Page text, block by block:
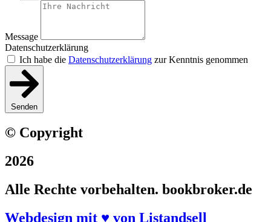
Message
Datenschutzerklärung
Ich habe die Datenschutzerklärung zur Kenntnis genommen
Senden
© Copyright
2026
Alle Rechte vorbehalten. bookbroker.de
Webdesign mit ♥ von Listandsell